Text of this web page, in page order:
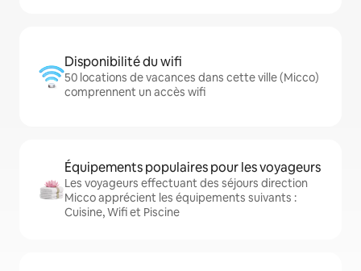
Disponibilité du wifi
50 locations de vacances dans cette ville (Micco)
comprennent un accès wifi
Équipements populaires pour les voyageurs
Les voyageurs effectuant des séjours direction
Micco apprécient les équipements suivants :
Cuisine, Wifi et Piscine